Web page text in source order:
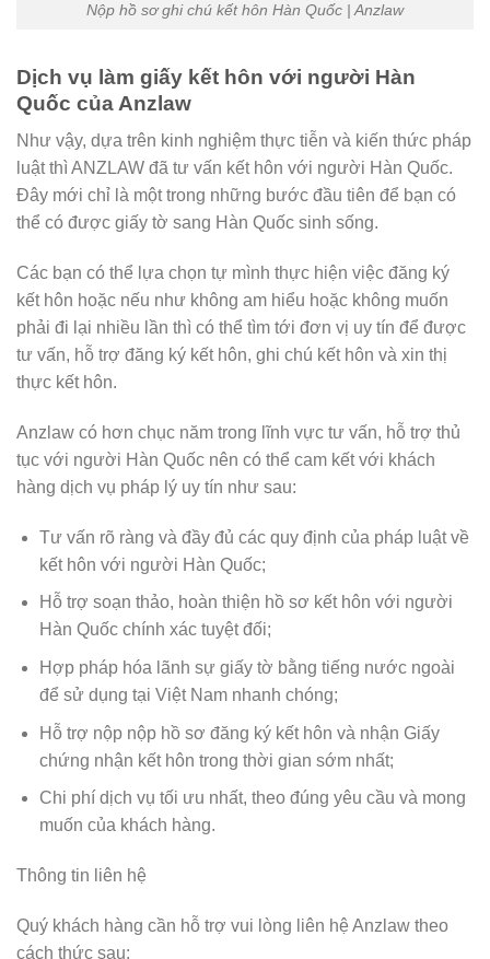
Nộp hồ sơ ghi chú kết hôn Hàn Quốc | Anzlaw
Dịch vụ làm giấy kết hôn với người Hàn
Quốc của Anzlaw
Như vậy, dựa trên kinh nghiệm thực tiễn và kiến thức pháp
luật thì ANZLAW đã tư vấn kết hôn với người Hàn Quốc.
Đây mới chỉ là một trong những bước đầu tiên để bạn có
thể có được giấy tờ sang Hàn Quốc sinh sống.
Các bạn có thể lựa chọn tự mình thực hiện việc đăng ký
kết hôn hoặc nếu như không am hiểu hoặc không muốn
phải đi lại nhiều lần thì có thể tìm tới đơn vị uy tín để được
tư vấn, hỗ trợ đăng ký kết hôn, ghi chú kết hôn và xin thị
thực kết hôn.
Anzlaw có hơn chục năm trong lĩnh vực tư vấn, hỗ trợ thủ
tục với người Hàn Quốc nên có thể cam kết với khách
hàng dịch vụ pháp lý uy tín như sau:
Tư vấn rõ ràng và đầy đủ các quy định của pháp luật về
kết hôn với người Hàn Quốc;
Hỗ trợ soạn thảo, hoàn thiện hồ sơ kết hôn với người
Hàn Quốc chính xác tuyệt đối;
Hợp pháp hóa lãnh sự giấy tờ bằng tiếng nước ngoài
để sử dụng tại Việt Nam nhanh chóng;
Hỗ trợ nộp nộp hồ sơ đăng ký kết hôn và nhận Giấy
chứng nhận kết hôn trong thời gian sớm nhất;
Chi phí dịch vụ tối ưu nhất, theo đúng yêu cầu và mong
muốn của khách hàng.
Thông tin liên hệ
Quý khách hàng cần hỗ trợ vui lòng liên hệ Anzlaw theo
cách thức sau: